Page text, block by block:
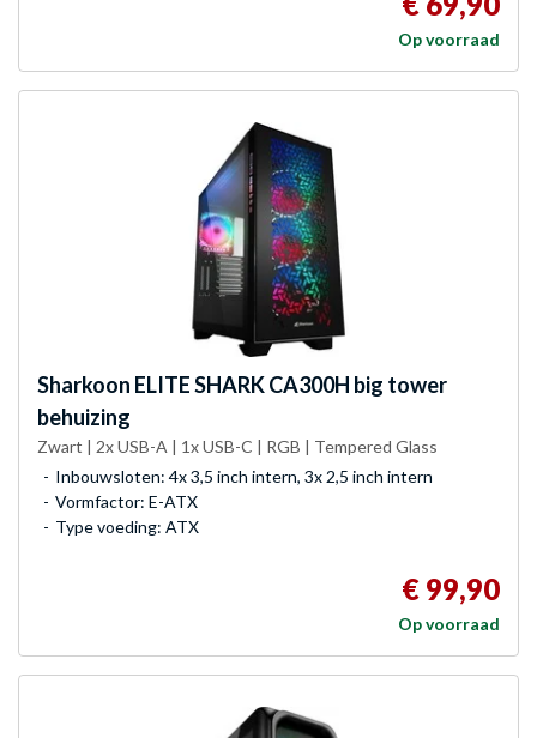
Op voorraad
Sharkoon ELITE SHARK CA300H big tower
behuizing
Zwart | 2x USB-A | 1x USB-C | RGB | Tempered Glass
Inbouwsloten: 4x 3,5 inch intern, 3x 2,5 inch intern
Vormfactor: E-ATX
Type voeding: ATX
€ 99,90
Op voorraad